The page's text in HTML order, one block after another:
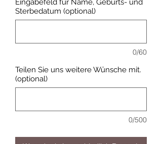
Eingabefeld für Name, Geburts- und
Sterbedatum (optional)
0/60
Teilen Sie uns weitere Wünsche mit.
(optional)
0/500